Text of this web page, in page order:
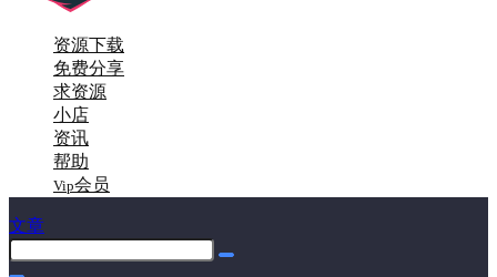
资源下载
免费分享
求资源
小店
资讯
帮助
Vip会员
文章